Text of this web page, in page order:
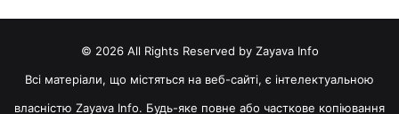
© 2026 All Rights Reserved by Zayava Info
Всі матеріали, що містяться на веб-сайті, є інтелектуальною
власністю Zayava Info. Будь-яке повне або часткове копіювання